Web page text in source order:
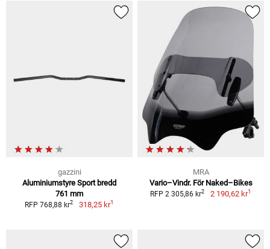
gazzini
Aluminiumstyre Sport bredd
761 mm
RFP 768,88 kr2 318,25 kr1
MRA
Vario–Vindr. För Naked–Bikes
RFP 2 305,86 kr2 2 190,62 kr1